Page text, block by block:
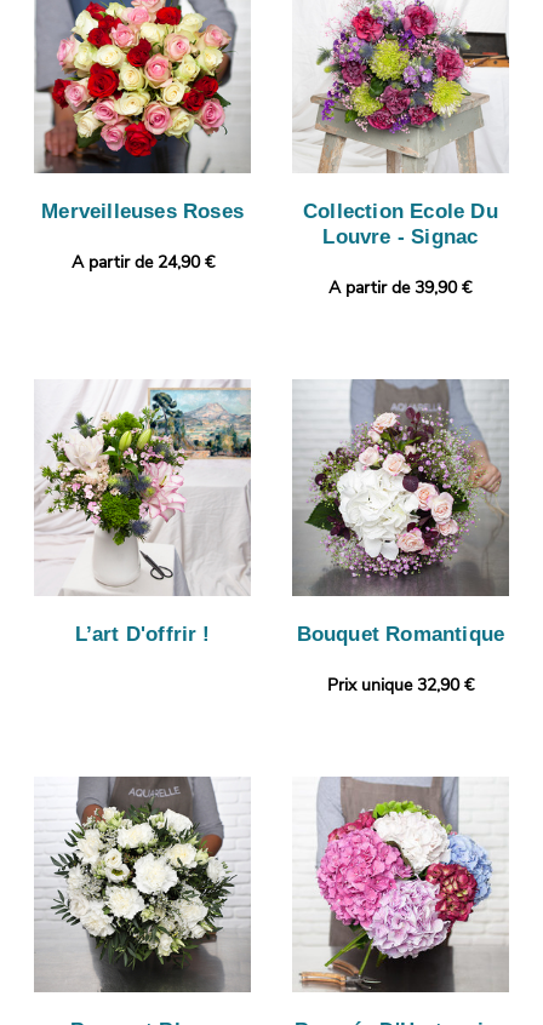
Merveilleuses Roses
A partir de 24,90 €
Collection Ecole Du
Louvre - Signac
A partir de 39,90 €
L’art D'offrir ! Bouquet Romantique
Prix unique 32,90 €